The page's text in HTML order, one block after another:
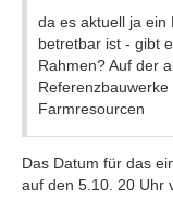
da es aktuell ja ein
betretbar ist - gibt
Rahmen? Auf der
Farmresourcen
Das Datum für das
auf den 5.10. 20 Uhr